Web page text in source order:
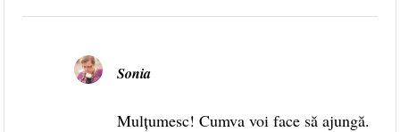
Sonia
Mulțumesc! Cumva voi face să ajungă.